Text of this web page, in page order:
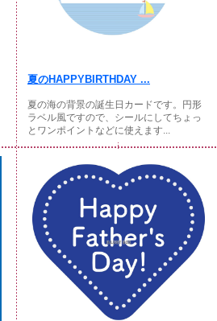
夏のHAPPYBIRTHDAY ...
夏の海の背景の誕生日カードです。円形
ラベル風ですので、シールにしてちょっ
とワンポイントなどに使えます...